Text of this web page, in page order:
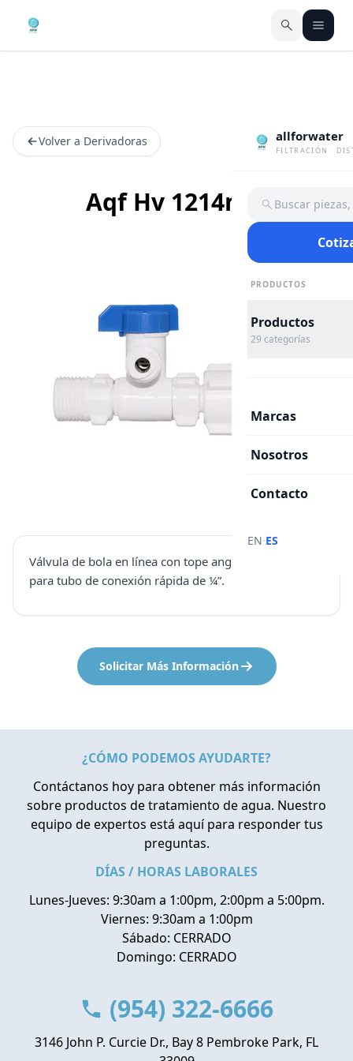
allforwater
FILTRACIÓN ·
Buscar
PRODUCTOS
Productos
29 categorías
Marcas
Nosotros
Contacto
EN·ES
Volver a Derivadoras
Aqf Hv 1214mft
Válvula de bola en línea con tope angular de ½” o ¾”
para tubo de conexión rápida de ¼”.
Solicitar Más Información
¿CÓMO PODEMOS AYUDARTE?
Contáctanos hoy para obtener más información
sobre productos de tratamiento de agua. Nuestro
equipo de expertos está aquí para responder tus
preguntas.
DÍAS / HORAS LABORALES
Lunes-Jueves: 9:30am a 1:00pm, 2:00pm a 5:00pm.
Viernes: 9:30am a 1:00pm
Sábado: CERRADO
Domingo: CERRADO
(954) 322-6666
3146 John P. Curcie Dr., Bay 8 Pembroke Park, FL